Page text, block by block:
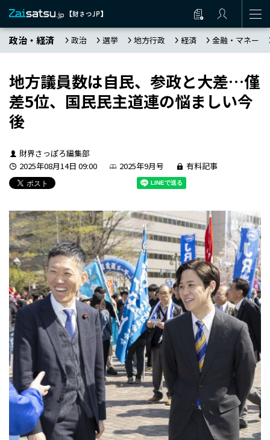
政治・経済 政治 選挙 地方行政 経済 金融・マネー
地方議員数は自民、参政と大差…僅
差5位、国民民主道連の悩ましい今
後
財界さっぽろ編集部
2025年08月14日 09:00
2025年9月号 有料記事